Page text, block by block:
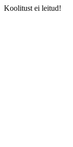
Koolitust ei leitud!